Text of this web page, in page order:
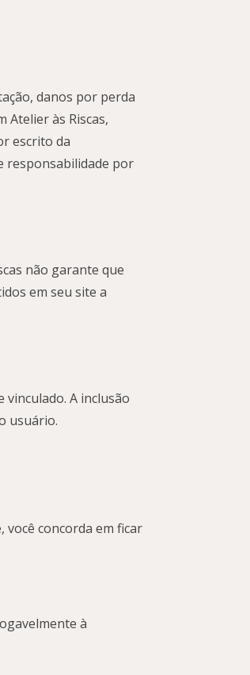
danos por perda
Atelier às Riscas,
escrito da
responsabilidade por
não garante que
em seu site a
A inclusão
usuário.
você concorda em ficar
à